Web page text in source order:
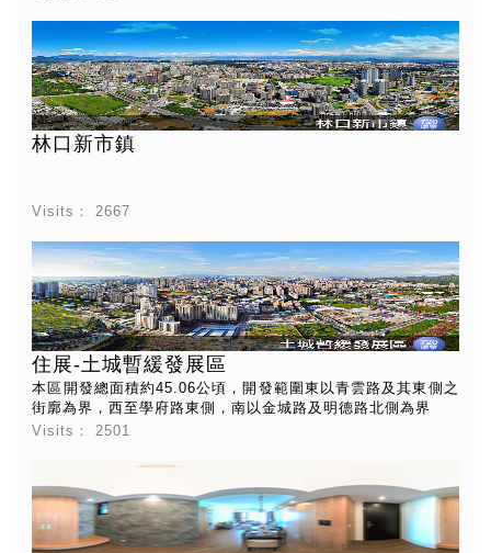
林口新市鎮
Visits： 2667
住展-土城暫緩發展區
本區開發總面積約45.06公頃，開發範圍東以青雲路及其東側之
街廓為界，西至學府路東側，南以金城路及明德路北側為界
Visits：2501